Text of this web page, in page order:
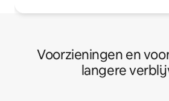
Voorzieningen en
langere